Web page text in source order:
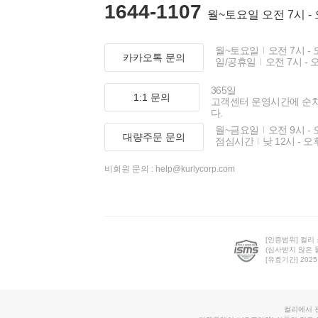
1644-1107 월~토요일 오전 7시 -
카카오톡 문의
월~토요일
오전 7시 -
일/공휴일
오전 7시 -
1:1 문의
365일
고객센터 운영시간에 순
다.
대량주문 문의
월~금요일
오전 9시 -
점심시간
낮 12시 - 오
비회원 문의 : help@kurlycorp.com
[인증범위] 컬리
(심사받지 않은
[유효기간]
컬리에서